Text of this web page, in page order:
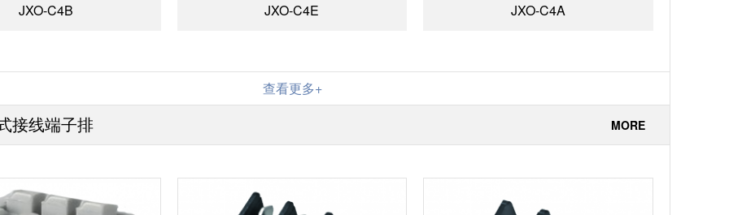
JXO-C4B JXO-C4E JXO-C4A
查看更多+
接线端子排 MORE